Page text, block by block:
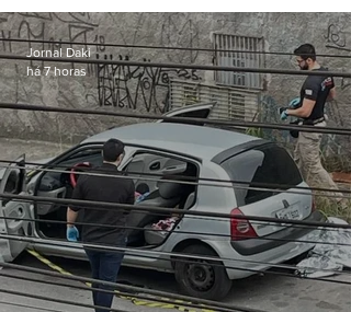
Cabo Frio
Jornal Daki
há 7 horas